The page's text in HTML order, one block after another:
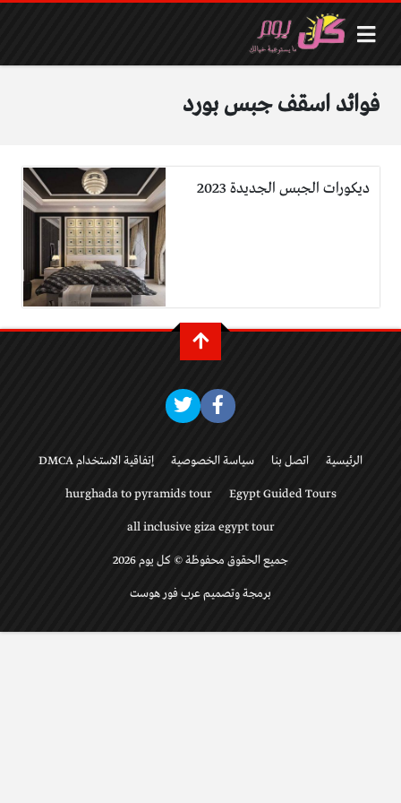
فوائد اسقف جبس بورد
ديكورات الجبس الجديدة 2023
الرئيسية اتصل بنا سياسة الخصوصية إتفاقية الاستخدام DMCA
Egypt Guided Tours
hurghada to pyramids tour
all inclusive giza egypt tour
جميع الحقوق محفوظة © كل يوم 2026
برمجة وتصميم عرب فور هوست